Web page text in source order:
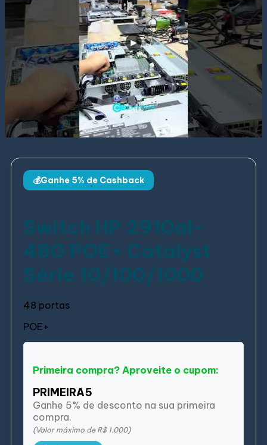
💰Ganhe 5% de Cashback
Switch HP 2910al-
48G POE+ Catalyst
Série 10/100/1000
48 portas
POE+
Primeira compra? Aproveite o cupom:
PRIMEIRA5
Ganhe 5% de desconto na sua primeira
compra.
(Valor máximo de R$ 1.000)